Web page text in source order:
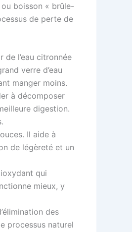
ou boisson « brûle-
de perte de
de l’eau citronnée
verre d’eau
manger moins.
à décomposer
digestion.
Il aide à
de légèreté et un
qui
mieux, y
des
processus naturel